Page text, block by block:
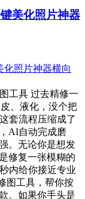
美化照片神器
工具 过去精修一
、液化，没个把
套流程压缩成了
AI自动完成磨
。无论你是想发
修复一张模糊的
内给你接近专业
图工具，帮你按
。如果你手头是